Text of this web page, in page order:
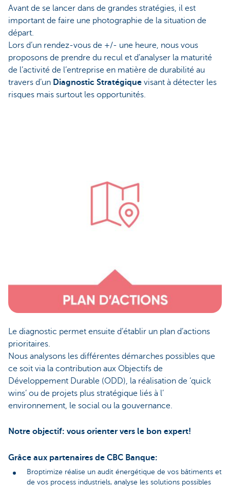
Avant de se lancer dans de grandes stratégies, il est
important de faire une photographie de la situation de
départ.
Lors d’un rendez-vous de +/- une heure, nous vous
proposons de prendre du recul et d’analyser la maturité
de l’activité de l’entreprise en matière de durabilité au
travers d’un Diagnostic Stratégique visant à détecter les
risques mais surtout les opportunités.
Le diagnostic permet ensuite d’établir un plan d’actions
prioritaires.
Nous analysons les différentes démarches possibles que
ce soit via la contribution aux Objectifs de
Développement Durable (ODD), la réalisation de ‘quick
wins’ ou de projets plus stratégique liés à l’
environnement, le social ou la gouvernance.
Notre objectif: vous orienter vers le bon expert!
Grâce aux partenaires de CBC Banque:
Broptimize réalise un audit énergétique de vos bâtiments et
de vos process industriels, analyse les solutions possibles